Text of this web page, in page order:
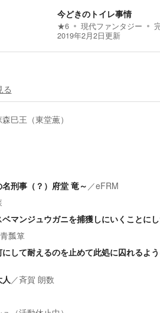
今どきのトイレ事情
★6 現代ファンタジー
2019年2月2日更新
る
巳王（東堂薫）
刑事（？）府堂 竜～／eFRM
マンジュウガニを捕獲しにいくことに
青瓢箪
して耐えるのを止めて此処に囚れるよ
／斉賀 朗数